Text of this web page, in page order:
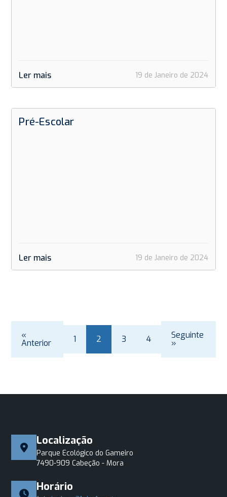
Ler mais 19 de Janeiro de 2024
Pré-Escolar
Ler mais 19 de Janeiro de 2024
«
Anterior 1 2 3 4 Seguinte
»
Localização
Parque Ecológico do Gameiro
7490-909 Cabeção - Mora
Horário